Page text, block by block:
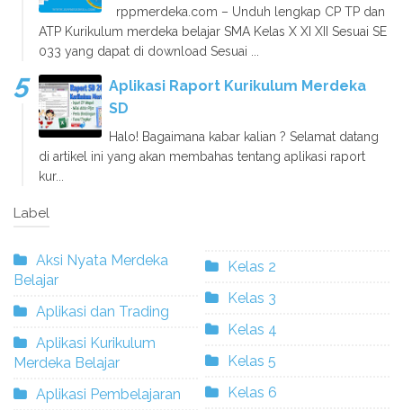
rppmerdeka.com – Unduh lengkap CP TP dan
ATP Kurikulum merdeka belajar SMA Kelas X XI XII Sesuai SE
033 yang dapat di download Sesuai ...
Aplikasi Raport Kurikulum Merdeka
SD
Halo! Bagaimana kabar kalian ? Selamat datang
di artikel ini yang akan membahas tentang aplikasi raport
kur...
Label
Aksi Nyata Merdeka
Belajar
Aplikasi dan Trading
Aplikasi Kurikulum
Merdeka Belajar
Aplikasi Pembelajaran
Kelas 2
Kelas 3
Kelas 4
Kelas 5
Kelas 6